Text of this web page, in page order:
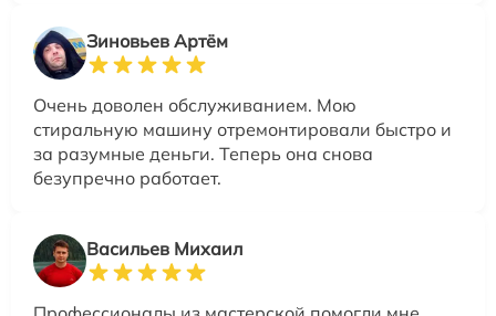
Зиновьев Артём
Очень доволен обслуживанием. Мою
стиральную машину отремонтировали быстро и
за разумные деньги. Теперь она снова
безупречно работает.
Васильев Михаил